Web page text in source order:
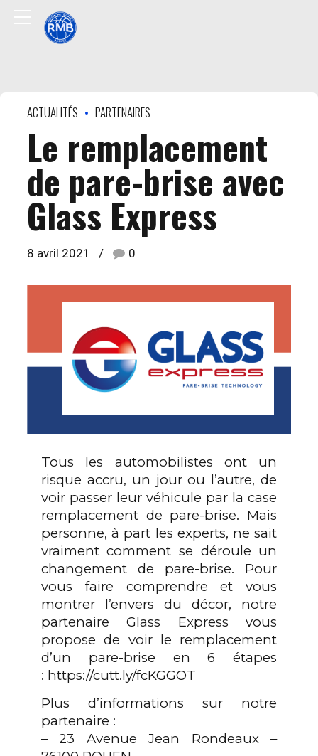
ACTUALITÉS PARTENAIRES
Le remplacement
de pare-brise avec
Glass Express
8 avril 2021 0
Tous les automobilistes ont un
risque accru, un jour ou l’autre, de
voir passer leur véhicule par la case
remplacement de pare-brise. Mais
personne, à part les experts, ne sait
vraiment comment se déroule un
changement de pare-brise. Pour
vous faire comprendre et vous
montrer l’envers du décor, notre
partenaire Glass Express vous
propose de voir le remplacement
d’un pare-brise en 6 étapes
: https://cutt.ly/fcKGGOT
Plus d’informations sur notre
partenaire :
– 23 Avenue Jean Rondeaux –